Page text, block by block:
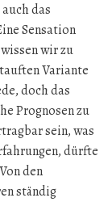
das
Sensation
wir zu
Variante
doch das
Prognosen zu
sein, was
dürfte
den
ständig